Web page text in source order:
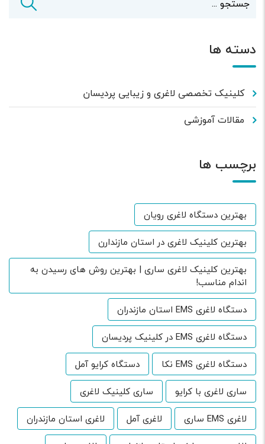
دسته ها
کلینیک تخصصی لاغری و زیبایی پردیسان
مقالات آموزشی
برچسب ها
بهترین دستگاه لاغری رویان
بهترین کلینیک لاغری در استان مازندارن
بهترین کلینیک لاغری ساری | بهترین روش های رسیدن به
اندام مناسب!
دستگاه لاغری EMS استان مازندران
دستگاه لاغری EMS در کلینیک پردیسان
دستگاه لاغری EMS نکا
دستگاه کرایو آمل
ساری لاغری با کرایو
ساری کلینیک لاغری
لاغری EMS ساری
لاغری آمل
لاغری استان مازندران